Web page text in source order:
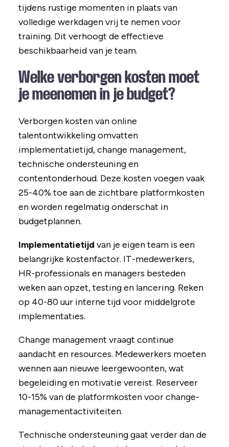
tijdens rustige momenten in plaats van
volledige werkdagen vrij te nemen voor
training. Dit verhoogt de effectieve
beschikbaarheid van je team.
Welke verborgen kosten moet
je meenemen in je budget?
Verborgen kosten van online
talentontwikkeling omvatten
implementatietijd, change management,
technische ondersteuning en
contentonderhoud. Deze kosten voegen vaak
25-40% toe aan de zichtbare platformkosten
en worden regelmatig onderschat in
budgetplannen.
Implementatietijd van je eigen team is een
belangrijke kostenfactor. IT-medewerkers,
HR-professionals en managers besteden
weken aan opzet, testing en lancering. Reken
op 40-80 uur interne tijd voor middelgrote
implementaties.
Change management vraagt continue
aandacht en resources. Medewerkers moeten
wennen aan nieuwe leergewoonten, wat
begeleiding en motivatie vereist. Reserveer
10-15% van de platformkosten voor change­
managementactiviteiten.
Technische ondersteuning gaat verder dan de